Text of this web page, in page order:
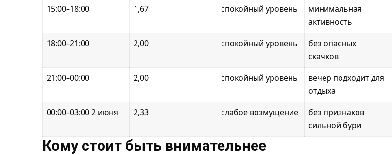
15:00–18:00
1,67 спокойный уровень
минимальная
активность
18:00–21:00
2,00 спокойный уровень
без опасных
скачков
21:00–00:00
2,00 спокойный уровень
вечер подходит для
отдыха
00:00–03:00 2 июня
2,33 слабое возмущение
без признаков
сильной бури
Кому стоит быть внимательнее